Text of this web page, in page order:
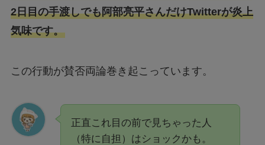
2日目の手渡しでも阿部亮平さんだけTwitterが炎上
気味です。
この行動が賛否両論巻き起こっています。
正直これ目の前で見ちゃった人
（特に自担）はショックかも。